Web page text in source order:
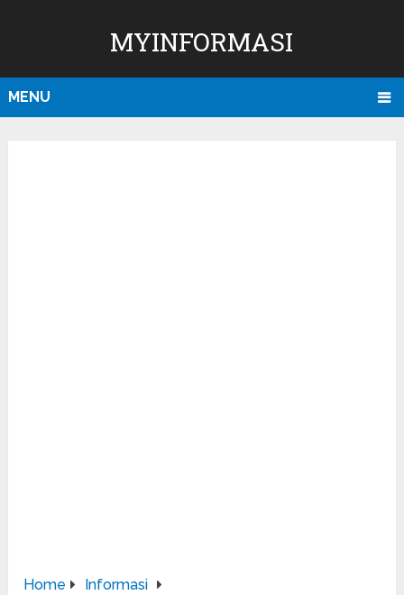
MYINFORMASI
MENU
Home
Informasi